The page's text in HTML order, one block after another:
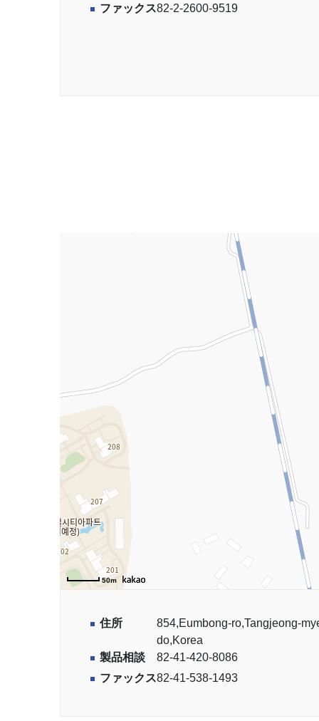
ファックス82-2-2600-9519
50m
住所
854,Eumbong-ro,Tangjeong-
do,Korea
製品相談
82-41-420-8086
ファックス82-41-538-1493